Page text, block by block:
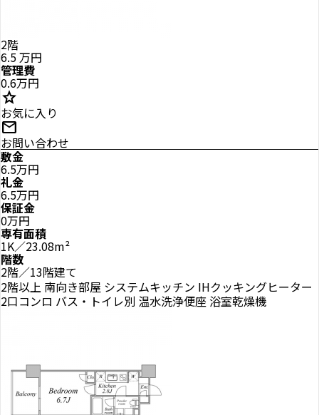
2階
6.5万円
管理費
0.6万円
star
お気に入り
mail
お問い合わせ
敷金
6.5万円
礼金
6.5万円
保証金
0万円
専有面積
1K／23.08m²
階数
2階／13階建て
2階以上 南向き部屋 システムキッチン IHクッキングヒーター
2口コンロ バス・トイレ別 温水洗浄便座 浴室乾燥機